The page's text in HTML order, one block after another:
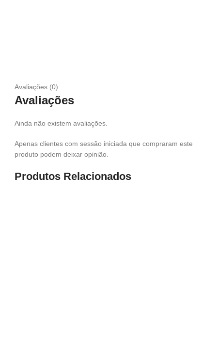
Avaliações (0)
Avaliações
Ainda não existem avaliações.
Apenas clientes com sessão iniciada que compraram este
produto podem deixar opinião.
Produtos Relacionados